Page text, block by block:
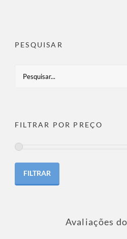
PESQUISAR
FILTRAR POR PREÇO
FILTRAR
Avaliações